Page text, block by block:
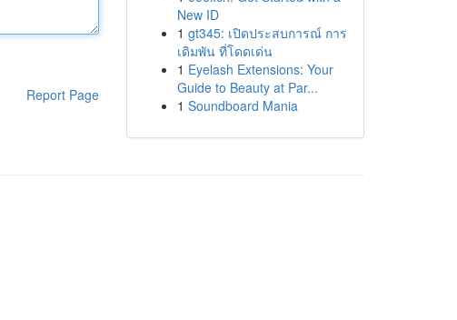
Report Page
New ID
1 gt345: เปิดประสบการณ์ การ
เดิมพัน ที่โดดเด่น
1 Eyelash Extensions: Your
Guide to Beauty at Par...
1 Soundboard Mania